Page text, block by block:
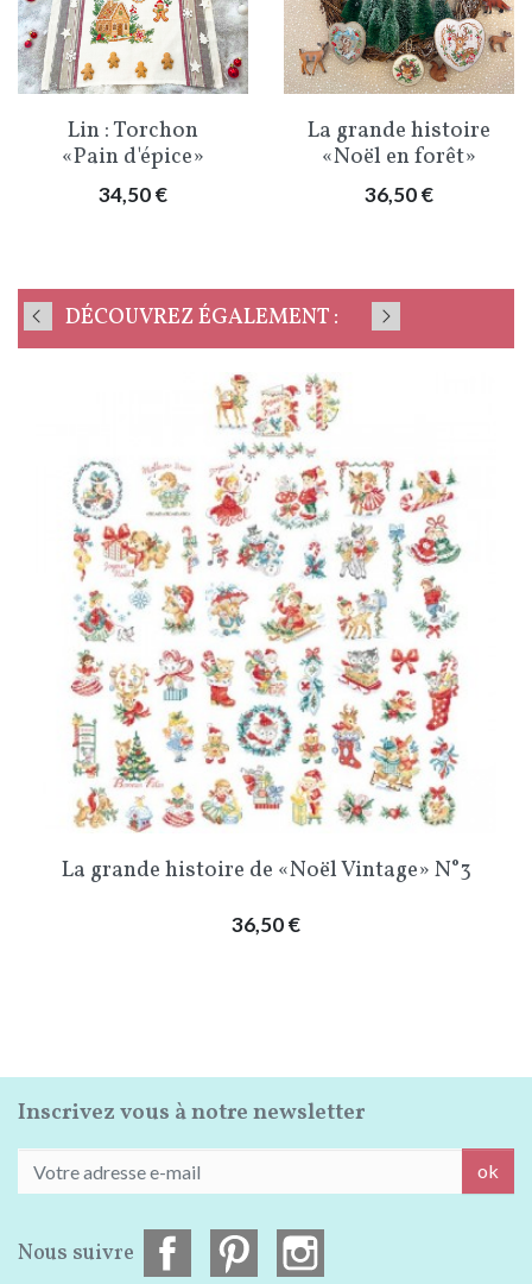
Lin : Torchon
«Pain d'épice»
Prix
34,50 €
La grande histoire
«Noël en forêt»
Prix
36,50 €
DÉCOUVREZ ÉGALEMENT :
La grande histoire de «Noël Vintage» N°3
Prix
36,50 €
Inscrivez vous à notre newsletter
ok
Nous suivre